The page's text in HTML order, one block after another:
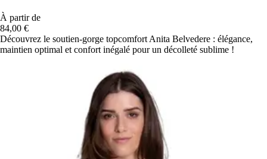
À partir de
84,00 €
Découvrez le soutien-gorge topcomfort Anita Belvedere : élégance,
maintien optimal et confort inégalé pour un décolleté sublime !